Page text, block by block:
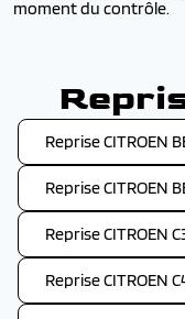
moment du contrôle.
Reprise CITROEN
Reprise CITROEN
Reprise CITROEN
Reprise CITROEN